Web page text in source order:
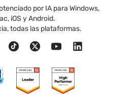
por IA para Windows,
iOS y Android.
todas las plataformas.